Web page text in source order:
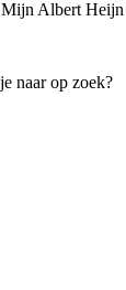
Mijn Albert Heijn